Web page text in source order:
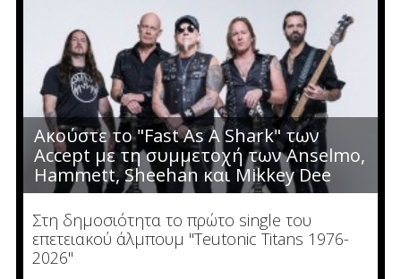
Ακούστε το "Fast As A Shark" των
Accept με τη συμμετοχή των Anselmo,
Hammett, Sheehan και Mikkey Dee
Στη δημοσιότητα το πρώτο single του
επετειακού άλμπουμ "Teutonic Titans 1976-
2026"